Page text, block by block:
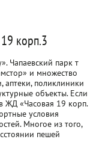
корп.3
Чапаевский парк т
и множество
поликлиники
объекты. Если
ЖД «Часовая 19 корп.
условия
Многое из того,
пешей